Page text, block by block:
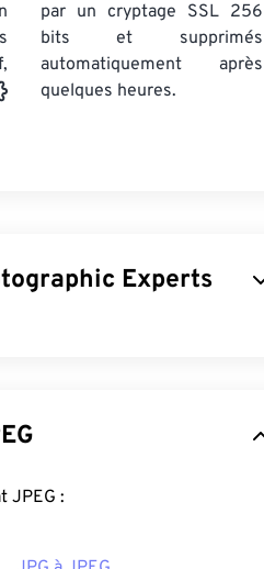
par un cryptage SSL 256
bits et supprimés
automatiquement après
quelques heures.
Experts
relativement petite en fait
sur des sites web. Notre outil
au format JPEG
FreeConvert.com peut convertir vos autres fichiers au format JPEG :